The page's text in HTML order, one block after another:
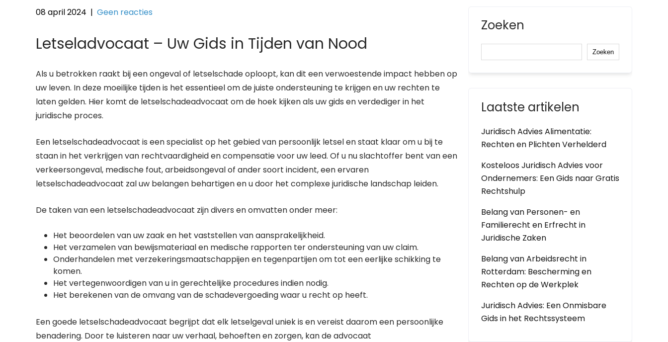
08 april 2024 | Geen reacties
Letseladvocaat – Uw Gids in Tijden van Nood
Als u betrokken raakt bij een ongeval of letselschade oploopt, kan dit een verwoestende impact hebben op
uw leven. In deze moeilijke tijden is het essentieel om de juiste ondersteuning te krijgen en uw rechten te
laten gelden. Hier komt de letselschadeadvocaat om de hoek kijken als uw gids en verdediger in het
juridische proces.
Een letselschadeadvocaat is een specialist op het gebied van persoonlijk letsel en staat klaar om u bij te
staan in het verkrijgen van rechtvaardigheid en compensatie voor uw leed. Of u nu slachtoffer bent van een
verkeersongeval, medische fout, arbeidsongeval of ander soort incident, een ervaren
letselschadeadvocaat zal uw belangen behartigen en u door het complexe juridische landschap leiden.
De taken van een letselschadeadvocaat zijn divers en omvatten onder meer:
Het beoordelen van uw zaak en het vaststellen van aansprakelijkheid.
Het verzamelen van bewijsmateriaal en medische rapporten ter ondersteuning van uw claim.
Onderhandelen met verzekeringsmaatschappijen en tegenpartijen om tot een eerlijke schikking te
komen.
Het vertegenwoordigen van u in gerechtelijke procedures indien nodig.
Het berekenen van de omvang van de schadevergoeding waar u recht op heeft.
Een goede letselschadeadvocaat begrijpt dat elk letselgeval uniek is en vereist daarom een persoonlijke
benadering. Door te luisteren naar uw verhaal, behoeften en zorgen, kan de advocaat
Zoeken
Zoeken
Laatste artikelen
Juridisch Advies Alimentatie:
Rechten en Plichten Verhelderd
Kosteloos Juridisch Advies voor
Ondernemers: Een Gids naar Gratis
Rechtshulp
Belang van Personen- en
Familierecht en Erfrecht in
Juridische Zaken
Belang van Arbeidsrecht in
Rotterdam: Bescherming en
Rechten op de Werkplek
Juridisch Advies: Een Onmisbare
Gids in het Rechtssysteem